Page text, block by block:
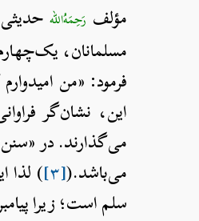
مؤلف رَحِمَهُ‌اللهحدیثی
مسلمانان،
فرمود: «من
این، نشان‌گر
می‌گذارند. در
می‌باشد.([۳] ) لذا
سلم است؛ زیرا